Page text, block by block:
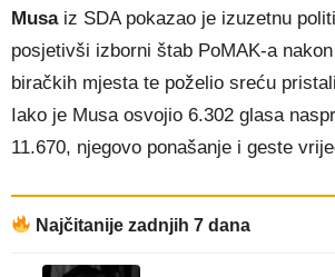
Musaiz SDA pokazao je izuzetnu
posjetivši izborni štab PoMAK-a
biračkih mjesta te poželio sreću
Iako je Musa osvojio 6.302 glasa
11.670, njegovo ponašanje i geste
Najčitanije zadnjih 7 dana